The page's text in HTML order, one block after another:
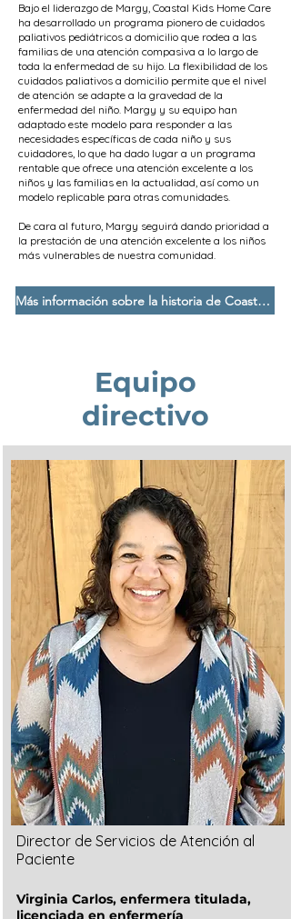
Bajo el liderazgo de Margy, Coastal Kids Home Care
ha desarrollado un programa pionero de cuidados
paliativos pediátricos a domicilio que rodea a las
familias de una atención compasiva a lo largo de
toda la enfermedad de su hijo. La flexibilidad de los
cuidados paliativos a domicilio permite que el nivel
de atención se adapte a la gravedad de la
enfermedad del niño. Margy y su equipo han
adaptado este modelo para responder a las
necesidades específicas de cada niño y sus
cuidadores, lo que ha dado lugar a un programa
rentable que ofrece una atención excelente a los
niños y las familias en la actualidad, así como un
modelo replicable para otras comunidades.
De cara al futuro, Margy seguirá dando prioridad a
la prestación de una atención excelente a los niños
más vulnerables de nuestra comunidad.
Más información sobre la historia de Coastal Kids
Equipo
directivo
Director de Servicios de Atención al
Paciente
Virginia Carlos, enfermera titulada,
licenciada en enfermería